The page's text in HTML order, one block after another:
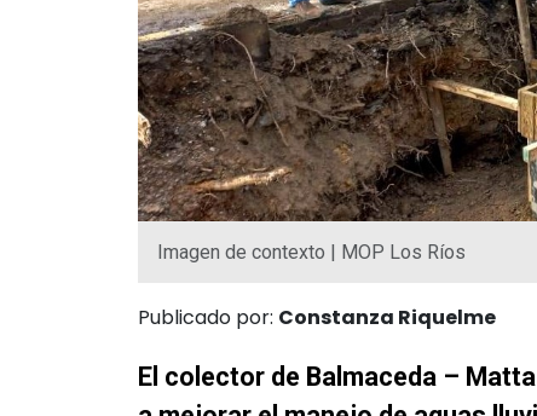
Imagen de contexto | MOP Los Ríos
Publicado por: Constanza Riquelme
El colector de Balmaceda –